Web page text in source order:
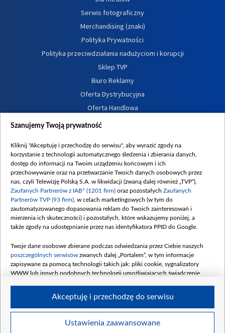
Serwis fotograficzny
Merchandising (znaki)
Polityka Prywatności
Polityka przeciwdziałania nadużyciom i korupcji
Sklep TVP
Biuro Reklamy
Oferta Dystrybucyjna
Oferta Handlowa
Dostępność
Procedura zgłoszeń wewnętrznych
Szanujemy Twoją prywatność
Kliknij "Akceptuję i przechodzę do serwisu", aby wyrazić zgody na
korzystanie z technologii automatycznego śledzenia i zbierania danych,
dostęp do informacji na Twoim urządzeniu końcowym i ich
przechowywanie oraz na przetwarzanie Twoich danych osobowych przez
nas, czyli Telewizję Polską S.A. w likwidacji (zwaną dalej również „TVP”),
Zaufanych Partnerów z IAB* (1201 firm) oraz pozostałych Zaufanych
Partnerów TVP (93 firm) , w celach marketingowych (w tym do
zautomatyzowanego dopasowania reklam do Twoich zainteresowań i
mierzenia ich skuteczności) i pozostałych, które wskazujemy poniżej, a
także zgody na udostępnianie przez nas identyfikatora PPID do Google.
Twoje dane osobowe zbierane podczas odwiedzania przez Ciebie naszych
poszczególnych serwisów zwanych dalej „Portalem”, w tym informacje
zapisywane za pomocą technologii takich jak: pliki cookie, sygnalizatory
WWW lub innych podobnych technologii umożliwiających świadczenie
Twoje dane osobowe zbierane podczas odwiedzania przez Ciebie
Ustawienia zaawansowane
Akceptuję i przechodzę do serwisu